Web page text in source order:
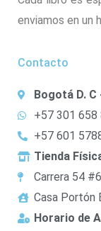
enviamos en un
Contacto
Bogotá D.
+57 301 658
+57 601
Tienda
Carrera 54
Casa Portón
Horario de